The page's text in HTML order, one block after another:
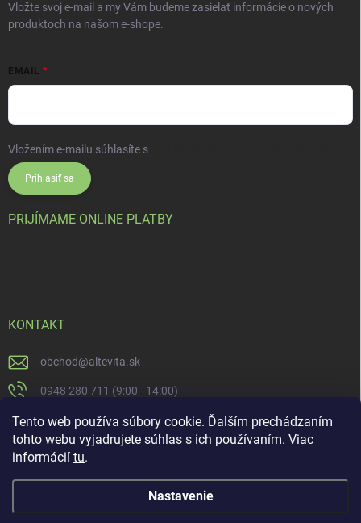
Tento web používa súbory cookie. Ďalším prechádzaním
tohto webu vyjadrujete súhlas s ich používaním. Viac
informácií tu.
Nastavenie
Vložte svoj e-mail a my Vám budeme zasielať informácie o nových
produktoch na našom e-shope.
EMAIL
Vložením e-mailu súhlasíte s
Prihlásiť sa
PRIJÍMAME ONLINE PLATBY
KONTAKT
obchod@altevita.sk
0948 280 711 (9:00 - 14:00)
Altevita.sk
altevita